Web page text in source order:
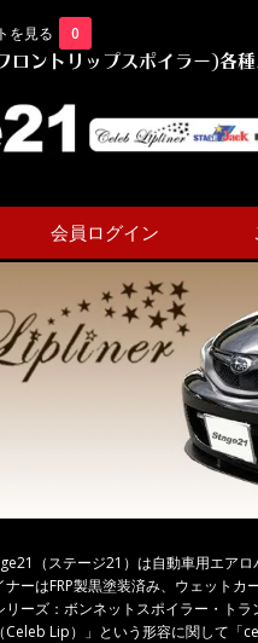
を見る 0
ロントリップスポイラー)各
会員ログイン
（ステージ21）は自動車用エア
ーはFRP製黒塗装済み、ウェットカ
ーズ：ボンネットスポイラー・トラ
Celeb Lip）」という形容に関して